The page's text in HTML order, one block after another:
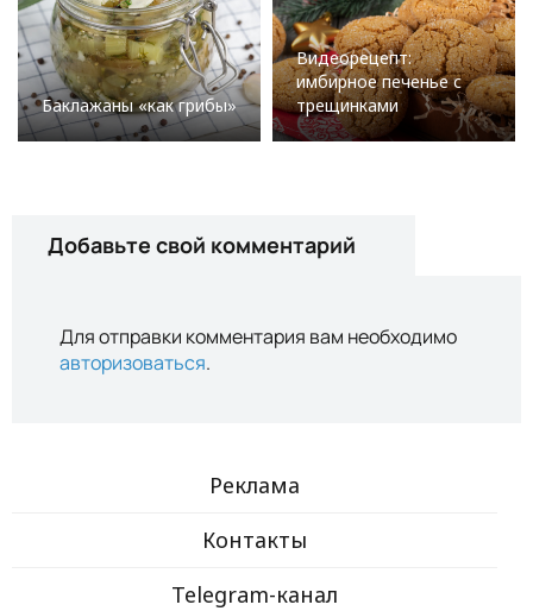
Баклажаны «как грибы»
Видеорецепт:
имбирное печенье с
трещинками
Добавьте свой комментарий
Для отправки комментария вам необходимо
авторизоваться.
Реклама
Контакты
Telegram-канал